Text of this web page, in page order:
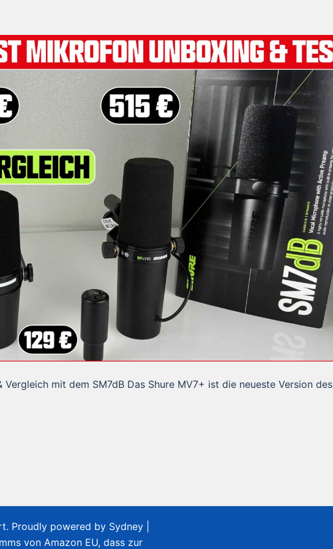
mit dem SM7dB Das Shure MV7+ ist die neueste Version des
Proudly powered by Sydney
von Amazon EU, dass zur